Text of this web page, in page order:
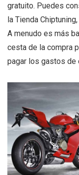
gratuito. Puedes
la Tienda
A menudo es más
cesta de la compra
pagar los gastos de